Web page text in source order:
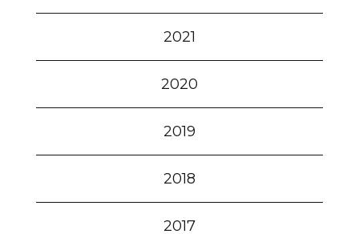
2021
2020
2019
2018
2017